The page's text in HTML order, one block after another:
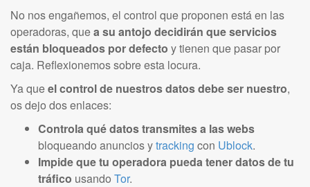
No nos engañemos, el control que proponen está en las
operadoras, quea su antojo decidirán que servicios
están bloqueados por defecto y tienen que pasar por
caja. Reflexionemos sobre esta locura.
Ya queel control de nuestros datos debe ser nuestro,
os dejo dos enlaces:
Controla qué datos transmites a las webs
bloqueando anuncios ytracking con Ublock.
Impide que tu operadora pueda tener datos de tu
tráfico usando Tor.